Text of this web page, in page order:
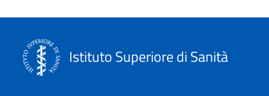
Istituto Superiore di Sanità